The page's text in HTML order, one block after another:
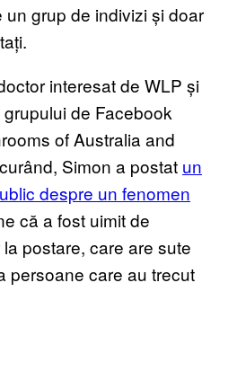
grup de indivizi și doar
interesat de WLP și
de Facebook
of Australia and
Simon a postat un
despre un fenomen
că a fost uimit de
postare, care are sute
persoane care au trecut